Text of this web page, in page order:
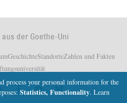
der Goethe-Uni
GeschichteStandorteZahlen und Fakten
process your personal information for the
Statistics, Functionality. Learn